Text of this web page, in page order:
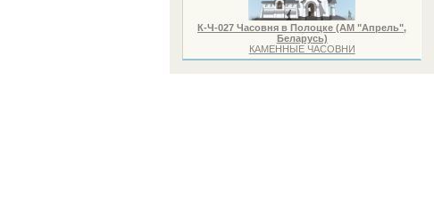
К-Ч-027 Часовня в Полоцке (АМ "Апрель",
Беларусь)
КАМЕННЫЕ ЧАСОВНИ